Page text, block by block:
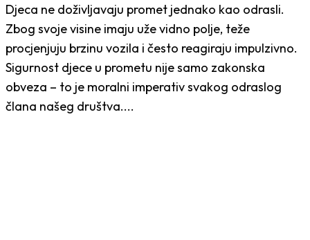
Djeca ne doživljavaju promet jednako kao odrasli.
Zbog svoje visine imaju uže vidno polje, teže
procjenjuju brzinu vozila i često reagiraju impulzivno.
Sigurnost djece u prometu nije samo zakonska
obveza – to je moralni imperativ svakog odraslog
člana našeg društva....